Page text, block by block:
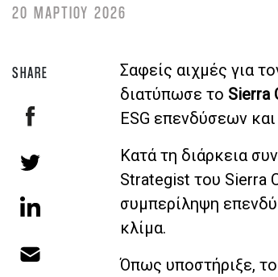
20 ΜΑΡΤΙΟΥ 2026
SHARE Σαφείς αιχμές για
διατύπωσε το Sierra
ESG επενδύσεων
Κατά τη διάρκεια
Strategist του Sierra
συμπερίληψη
κλίμα.
Όπως υποστήριξε,